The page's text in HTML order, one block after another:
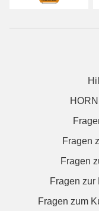
Fragen
Fragen
Fragen
Fragen zum